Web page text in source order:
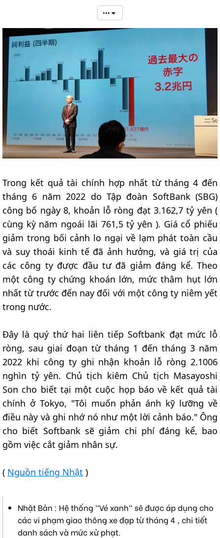
•••
Trong kết quả tài chính hợp nhất từ tháng 4 đến
tháng 6 năm 2022 do Tập đoàn SoftBank (SBG)
công bố ngày 8, khoản lỗ ròng đạt 3.162,7 tỷ yên (
cùng kỳ năm ngoái lãi 761,5 tỷ yên ). Giá cổ phiếu
giảm trong bối cảnh lo ngại về lạm phát toàn cầu
và suy thoái kinh tế đã ảnh hưởng, và giá trị của
các công ty được đầu tư đã giảm đáng kể. Theo
một công ty chứng khoán lớn, mức thâm hụt lớn
nhất từ trước đến nay đối với một công ty niêm yết
trong nước.
Đây là quý thứ hai liên tiếp Softbank đạt mức lỗ
ròng, sau giai đoạn từ tháng 1 đến tháng 3 năm
2022 khi công ty ghi nhận khoản lỗ ròng 2.1006
nghìn tỷ yên. Chủ tịch kiêm Chủ tịch Masayoshi
Son cho biết tại một cuộc họp báo về kết quả tài
chính ở Tokyo, "Tôi muốn phản ánh kỹ lưỡng về
điều này và ghi nhớ nó như một lời cảnh báo." Ông
cho biết Softbank sẽ giảm chi phí đáng kể, bao
gồm việc cắt giảm nhân sự.
( Nguồn tiếng Nhật )
Nhật Bản : Hệ thống "Vé xanh" sẽ được áp dụng cho
các vi phạm giao thông xe đạp từ tháng 4 , chi tiết
danh sách và mức xử phạt.